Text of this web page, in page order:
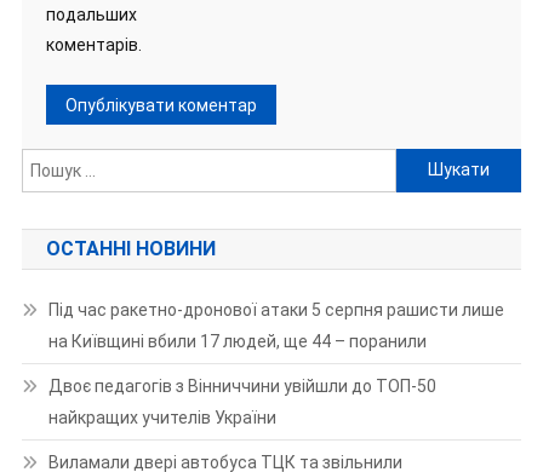
подальших
коментарів.
Пошук:
ОСТАННІ НОВИНИ
Під час ракетно-дронової атаки 5 серпня рашисти лише
на Київщині вбили 17 людей, ще 44 – поранили
Двоє педагогів з Вінниччини увійшли до ТОП-50
найкращих учителів України
Виламали двері автобуса ТЦК та звільнили